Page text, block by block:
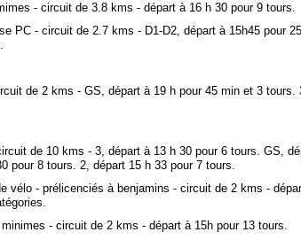
- circuit de 3.8 kms - départ à 16 h 30 pour 9 tours.
PC - circuit de 2.7 kms - D1-D2, départ à 15h45 pour
de 2 kms - GS, départ à 19 h pour 45 min et 3 tours.
de 10 kms - 3, départ à 13 h 30 pour 6 tours. GS,
pour 8 tours. 2, départ 15 h 33 pour 7 tours.
vélo - prélicenciés à benjamins - circuit de 2 kms -
- circuit de 2 kms - départ à 15h pour 13 tours.